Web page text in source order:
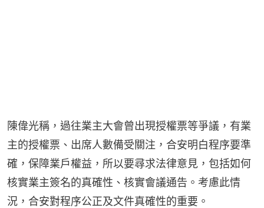
陳偉光稱，過往業主大會曾出現授權票等爭議，有業
主的授權票、出席人數備受關注，合安明白程序要準
確，保障業戶權益，所以要尋求法律意見，包括如何
核實業主簽名的真確性、核實會議通告。考慮此情
況，合安對程序公正及文件真確性的重要。